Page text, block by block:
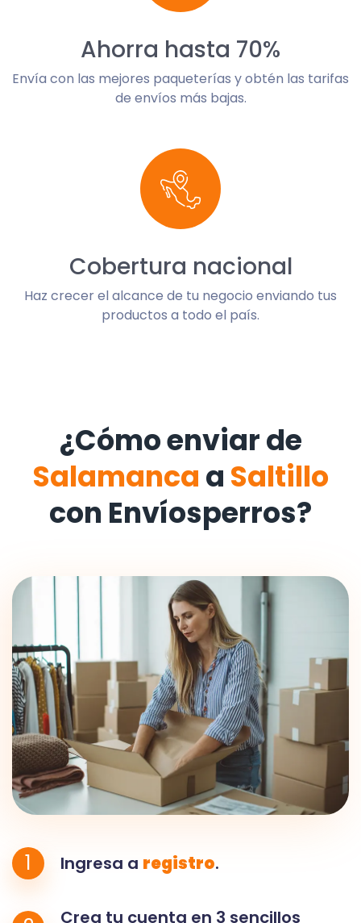
Ahorra hasta 70%
Envía con las mejores paqueterías y obtén las tarifas
de envíos más bajas.
Cobertura nacional
Haz crecer el alcance de tu negocio enviando tus
productos a todo el país.
¿Cómo enviar de
Salamanca a Saltillo
con Envíosperros?
1 Ingresa a registro.
Crea tu cuenta en 3 sencillos